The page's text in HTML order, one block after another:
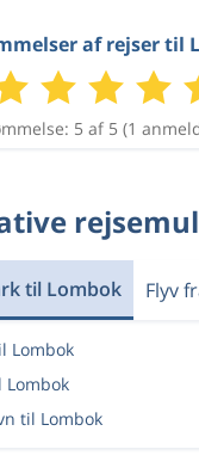
af rejser til
5 af 5 (1
til Lombok Flyv
Lombok
Lombok
til Lombok